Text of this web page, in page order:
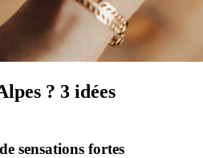
? 3 idées
sensations fortes